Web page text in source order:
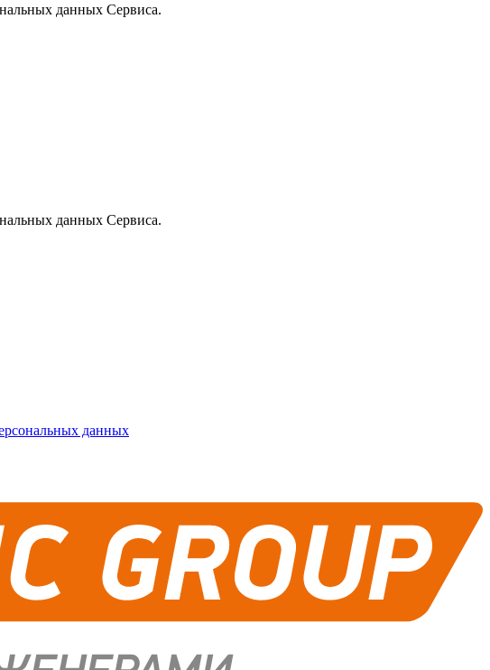
данных Сервиса.
данных Сервиса.
данных